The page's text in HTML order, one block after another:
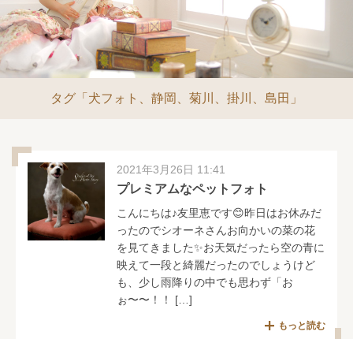
タグ「犬フォト、静岡、菊川、掛川、島田」
2021年3月26日 11:41
プレミアムなペットフォト
こんにちは♪友里恵です😊昨日はお休みだ
ったのでシオーネさんお向かいの菜の花
を見てきました✨お天気だったら空の青に
映えて一段と綺麗だったのでしょうけど
も、少し雨降りの中でも思わず「お
ぉ〜〜！！ […]
もっと読む